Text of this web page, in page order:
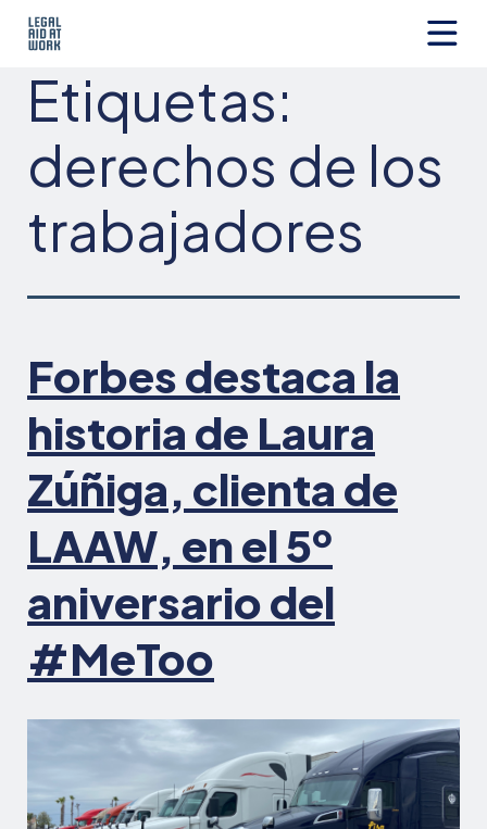
Aid
at
Etiquetas:
derechos de los
trabajadores
Forbes destaca la
historia de Laura
Zúñiga, clienta de
LAAW, en el 5º
aniversario del
#MeToo